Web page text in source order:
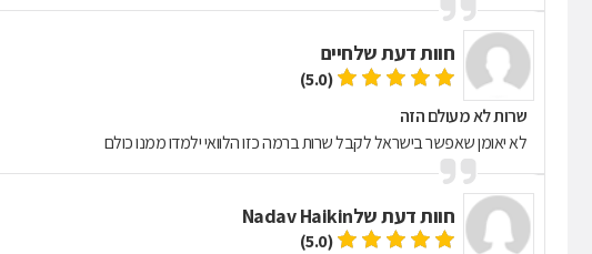
חוות דעת שלחיים
(5.0)
שרות לא מעולם הזה
לא יאומן שאפשר בישראל לקבל שרות ברמה כזו הלוואי ילמדו ממנו כולם
חוות דעת שלNadav Haikin
(5.0)